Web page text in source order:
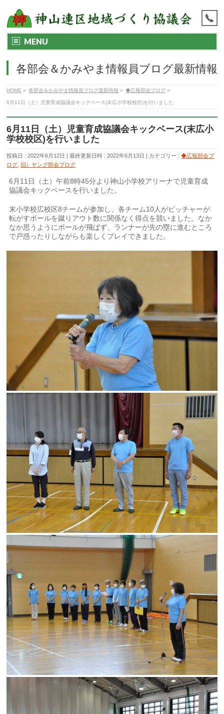
MENU
各部会＆かみやま情報員ブログ最新情報
HOME » 各部会＆かみやま情報員ブログ最新情報 » ◆広報部会ブログ »
6月11日（土）児童育成協議会キックベース(末広小学校校区)を行いました
6月11日（土）児童育成協議会キックベース(末広小
学校校区)を行いました
投稿日 : 2022年6月12日 最終更新日時 : 2022年6月13日 カテゴリー :◆広報部会ブ
ログ
旧）ヤング部会ブログ
6月11日（土）午前8時45分より神山小学校アリーナで児童育成
協議会キックベースを行いました。
末小学校広校区8チームが参加し、各チーム10人がピッチャーが
転がすボールを蹴りアウト数に関係なく得点を競いました。なか
なか思うようにボールが飛ばず、ランナーが先の塁に進むところ
で戸惑ったりしながらも楽しくプレイできました。